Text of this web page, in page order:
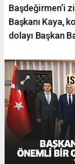
Başdeğirmen’i
Başkanı Kaya,
dolayı Başkan